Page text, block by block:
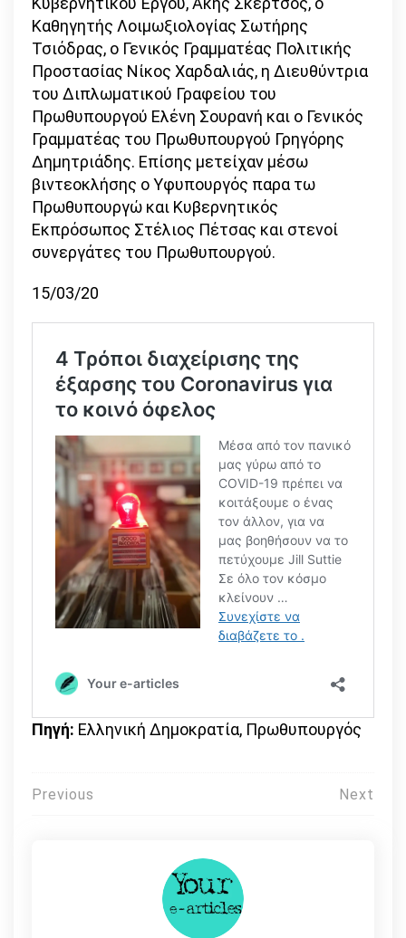
Καθηγητής Λοιμωξιολογίας Σωτήρης
Τσιόδρας, ο Γενικός Γραμματέας Πολιτικής
Προστασίας Νίκος Χαρδαλιάς, η Διευθύντρια
του Διπλωματικού Γραφείου του
Πρωθυπουργού Ελένη Σουρανή και ο Γενικός
Γραμματέας του Πρωθυπουργού Γρηγόρης
Δημητριάδης. Επίσης μετείχαν μέσω
βιντεοκλήσης ο Υφυπουργός παρα τω
Πρωθυπουργώ και Κυβερνητικός
Εκπρόσωπος Στέλιος Πέτσας και στενοί
συνεργάτες του Πρωθυπουργού.
15/03/20
Πηγή: Ελληνική Δημοκρατία, Πρωθυπουργός
Πλοήγηση
Previous Next